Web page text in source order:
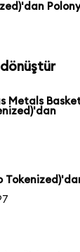
dönüştür
Metals